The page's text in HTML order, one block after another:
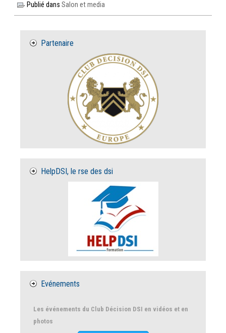
Publié dansSalon et media
Partenaire
HelpDSI, le rse des dsi
Evénements
Les événements du Club Décision DSI en vidéos et en
photos